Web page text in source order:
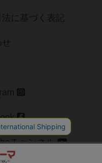
に基づく表記
せ
チャンネル